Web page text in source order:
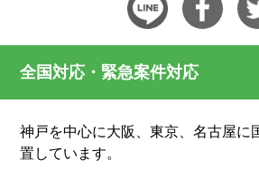
全国対応・緊急案件対応
神戸を中心に大阪、東京、名古屋に
置しています。